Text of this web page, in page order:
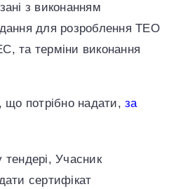
з виконанням
для розроблення ТЕО
та терміни виконання
що потрібно надати,за
Учасник
сертифікат